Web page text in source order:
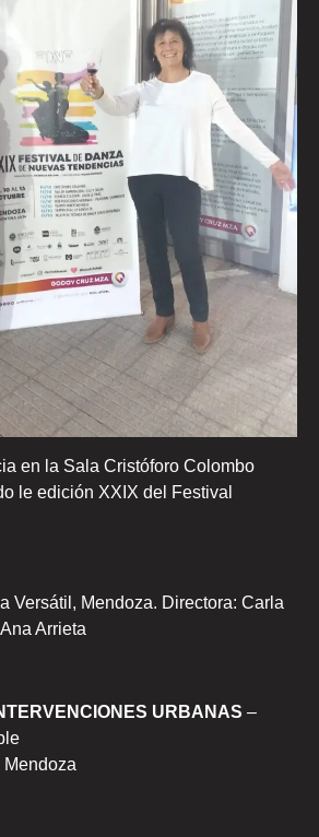
en la Sala Cristóforo Colombo
le edición XXIX del Festival
Versátil, Mendoza. Directora: Carla
Arrieta
URBANAS –